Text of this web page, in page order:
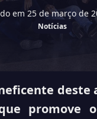
em 25 de março de
Notícias
deste
promove